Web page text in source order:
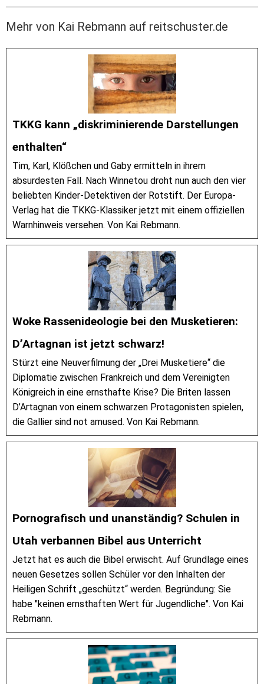
Mehr von Kai Rebmann auf reitschuster.de
TKKG kann „diskriminierende Darstellungen
enthalten“
Tim, Karl, Klößchen und Gaby ermitteln in ihrem
absurdesten Fall. Nach Winnetou droht nun auch den vier
beliebten Kinder-Detektiven der Rotstift. Der Europa-
Verlag hat die TKKG-Klassiker jetzt mit einem offiziellen
Warnhinweis versehen. Von Kai Rebmann.
Woke Rassenideologie bei den Musketieren:
D’Artagnan ist jetzt schwarz!
Stürzt eine Neuverfilmung der „Drei Musketiere“ die
Diplomatie zwischen Frankreich und dem Vereinigten
Königreich in eine ernsthafte Krise? Die Briten lassen
D’Artagnan von einem schwarzen Protagonisten spielen,
die Gallier sind not amused. Von Kai Rebmann.
Pornografisch und unanständig? Schulen in
Utah verbannen Bibel aus Unterricht
Jetzt hat es auch die Bibel erwischt. Auf Grundlage eines
neuen Gesetzes sollen Schüler vor den Inhalten der
Heiligen Schrift „geschützt“ werden. Begründung: Sie
habe "keinen ernsthaften Wert für Jugendliche". Von Kai
Rebmann.